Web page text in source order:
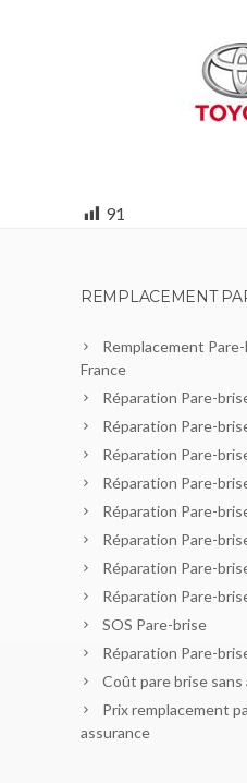
91
REMPLACEMENT
Remplacement
France
Réparation Pare-
Réparation Pare-
Réparation Pare-
Réparation Pare-
Réparation Pare-
Réparation Pare-
Réparation Pare-
Réparation Pare-
SOS Pare-brise
Réparation Pare-
Coût pare brise sans
Prix remplacement
assurance